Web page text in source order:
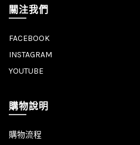
關注我們
FACEBOOK
INSTAGRAM
YOUTUBE
購物說明
購物流程